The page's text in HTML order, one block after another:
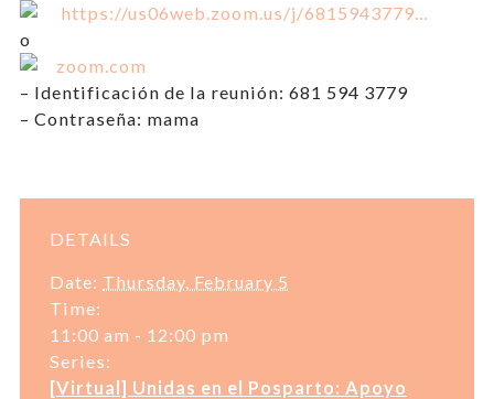
https://us06web.zoom.us/j/6815943779…
o
zoom.com
– Identificación de la reunión: 681 594 3779
– Contraseña: mama
DETAILS
Date: Thursday, February 5
Time:
11:00 am - 12:00 pm
Series:
[Virtual] Unidas en el Posparto: Apoyo